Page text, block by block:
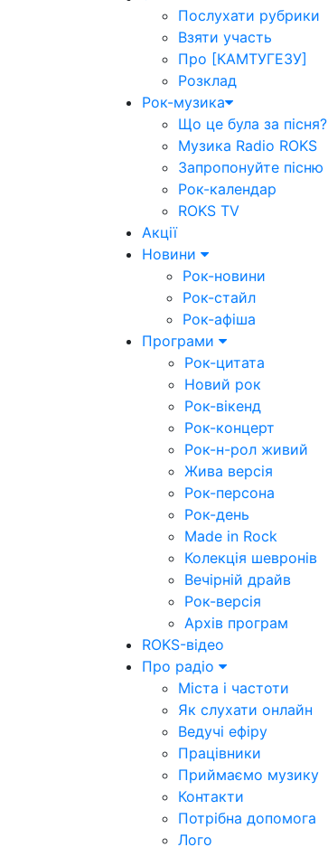
Послухати рубрики
Взяти участь
Про [КАМТУГЕЗУ]
Розклад
Рок-музика
Що це була за пісня?
Музика Radio ROKS
Запропонуйте пісню
Рок-календар
ROKS TV
Акції
Новини
Рок-новини
Рок-стайл
Рок-афіша
Програми
Рок-цитата
Новий рок
Рок-вікенд
Рок-концерт
Рок-н-рол живий
Жива версія
Рок-персона
Рок-день
Made in Rock
Колекція шевронів
Вечірній драйв
Рок-версія
Архів програм
ROKS-відео
Про радіо
Міста і частоти
Як слухати онлайн
Ведучі ефіру
Працівники
Приймаємо музику
Контакти
Потрібна допомога
Лого